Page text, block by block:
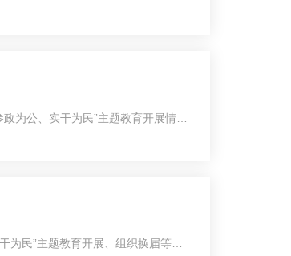
为公、实干为民”主题教育开展情
民”主题教育开展、组织换届等工